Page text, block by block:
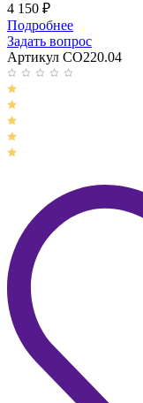
4 150 ₽
Подробнее
Задать вопрос
Артикул CO220.04